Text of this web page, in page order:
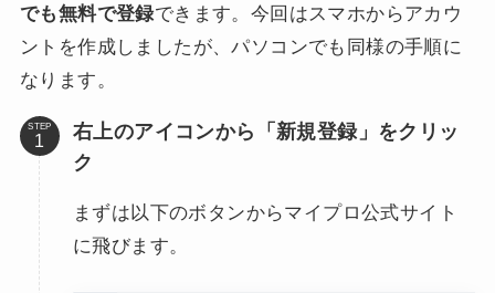
でも無料で登録できます。今回はスマホからアカウ
ントを作成しましたが、パソコンでも同様の手順に
なります。
STEP
右上のアイコンから「新規登録」をクリッ
ク
まずは以下のボタンからマイプロ公式サイト
に飛びます。